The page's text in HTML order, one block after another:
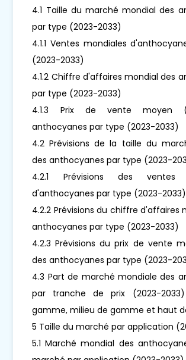
4.1 Taille du marché mondial des
par type (2023-2033)
4.1.1 Ventes mondiales
(2023-2033)
4.1.2 Chiffre d'affaires mondial des
par type (2023-2033)
4.1.3 Prix de vente moyen
anthocyanes par type (2023-2033)
4.2 Prévisions de la taille du
des anthocyanes par type (2023-
4.2.1 Prévisions des ventes
d'anthocyanes par type (2023-2033)
4.2.2 Prévisions du chiffre d'affaires
anthocyanes par type (2023-2033)
4.2.3 Prévisions du prix de vente
des anthocyanes par type (2023-
4.3 Part de marché mondiale des
par tranche de prix (2023-
gamme, milieu de gamme et haut
5 Taille du marché par application
5.1 Marché mondial des